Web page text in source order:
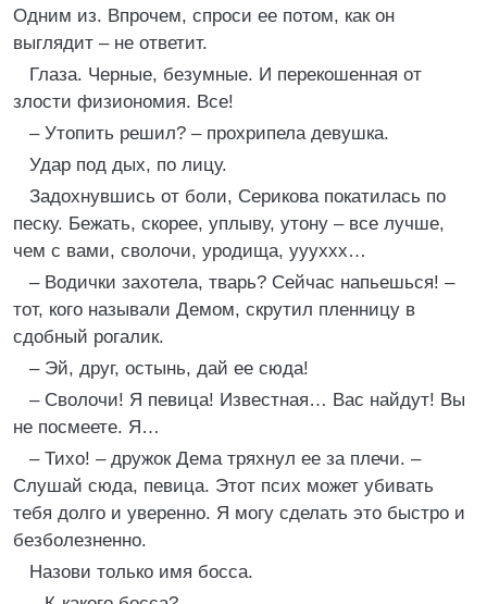
Одним из. Впрочем, спроси ее потом, как он
выглядит – не ответит.
Глаза. Черные, безумные. И перекошенная от
злости физиономия. Все!
– Утопить решил? – прохрипела девушка.
Удар под дых, по лицу.
Задохнувшись от боли, Серикова покатилась по
песку. Бежать, скорее, уплыву, утону – все лучше,
чем с вами, сволочи, уродища, уууххх…
– Водички захотела, тварь? Сейчас напьешься! –
тот, кого называли Демом, скрутил пленницу в
сдобный рогалик.
– Эй, друг, остынь, дай ее сюда!
– Сволочи! Я певица! Известная… Вас найдут! Вы
не посмеете. Я…
– Тихо! – дружок Дема тряхнул ее за плечи. –
Слушай сюда, певица. Этот псих может убивать
тебя долго и уверенно. Я могу сделать это быстро и
безболезненно.
Назови только имя босса.